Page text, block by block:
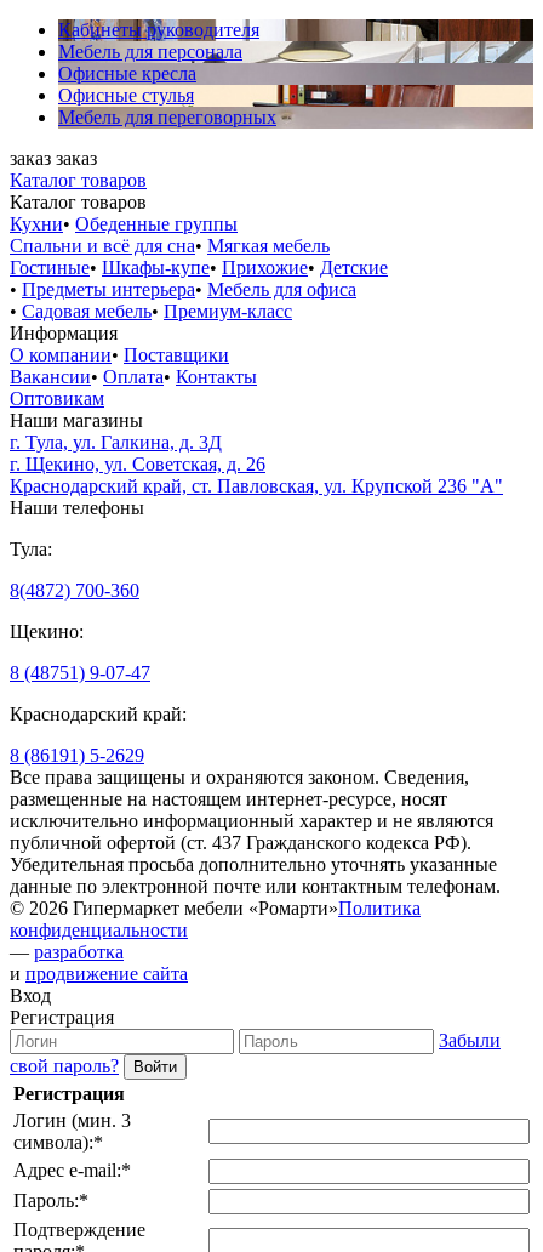
Кабинеты руководителя
Мебель для персонала
Офисные кресла
Офисные стулья
Мебель для переговорных
заказ заказ
Каталог товаров
Каталог товаров
Кухни• Обеденные группы
Спальни и всё для сна• Мягкая мебель
Гостиные• Шкафы-купе• Прихожие• Детские
• Предметы интерьера• Мебель для офиса
• Садовая мебель• Премиум-класс
Информация
О компании• Поставщики
Вакансии• Оплата• Контакты
Оптовикам
Наши магазины
г. Тула, ул. Галкина, д. 3Д
г. Щекино, ул. Советская, д. 26
Краснодарский край, ст. Павловская, ул. Крупской 236 "А"
Наши телефоны
Тула:
8(4872) 700-360
Щекино:
8 (48751) 9-07-47
Краснодарский край:
8 (86191) 5-2629
Все права защищены и охраняются законом. Сведения,
размещенные на настоящем интернет-ресурсе, носят
исключительно информационный характер и не являются
публичной офертой (ст. 437 Гражданского кодекса РФ).
Убедительная просьба дополнительно уточнять указанные
данные по электронной почте или контактным телефонам.
© 2026 Гипермаркет мебели «Ромарти»Политика
конфиденциальности
— разработка
и продвижение сайта
Вход
Регистрация
Забыли
свой пароль?
Регистрация
Логин (мин. 3
символа):*
Адрес e-mail:*
Пароль:*
Подтверждение